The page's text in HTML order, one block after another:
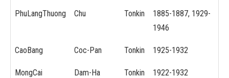
PhuLangThuong Chu Tonkin
1885-1887, 1929-
1946
CaoBang Coc-Pan Tonkin 1925-1932
MongCai Dam-Ha Tonkin 1922-1932